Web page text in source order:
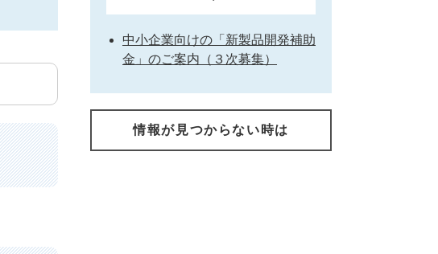
中小企業向けの「新製品開発補助
金」のご案内（３次募集）
情報が見つからない時は